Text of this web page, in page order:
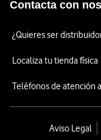
Contacta con
¿Quieres ser
Localiza tu tienda física
Teléfonos de atención
Aviso Legal